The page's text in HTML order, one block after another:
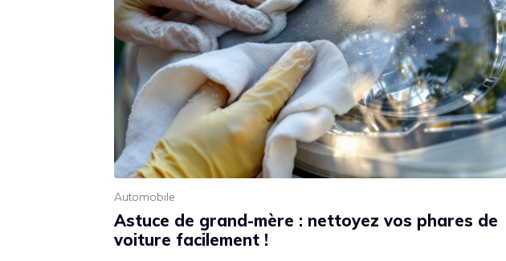
Automobile
Astuce de grand-mère : nettoyez vos phares de
voiture facilement !